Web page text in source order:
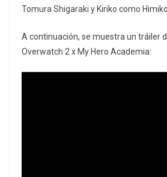
Tomura Shigaraki y Kiriko como
A continuación, se muestra un tráiler
Overwatch 2 x My Hero Academia: